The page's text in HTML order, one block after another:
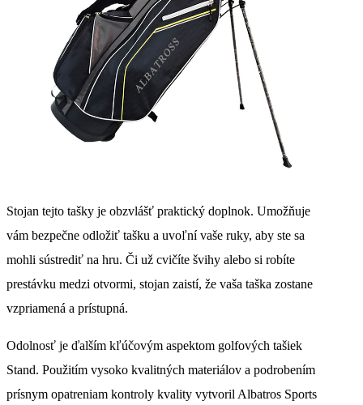
Stojan tejto tašky je obzvlášť praktický doplnok. Umožňuje
vám bezpečne odložiť tašku a uvoľní vaše ruky, aby ste sa
mohli sústrediť na hru. Či už cvičíte švihy alebo si robíte
prestávku medzi otvormi, stojan zaistí, že vaša taška zostane
vzpriamená a prístupná.
Odolnosť je ďalším kľúčovým aspektom golfových tašiek
Stand. Použitím vysoko kvalitných materiálov a podrobením
prísnym opatreniam kontroly kvality vytvoril Albatros Sports